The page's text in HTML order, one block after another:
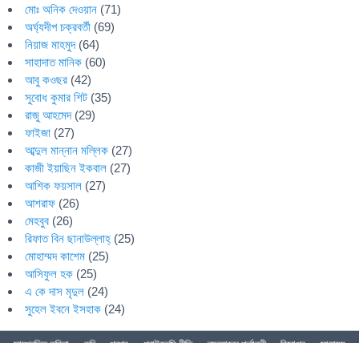
মোঃ অনিক দেওয়ান (71)
অর্ঘ্যদীপ চক্রবর্তী (69)
নিয়াজ মাহমুদ(64)
সাহাদাত মানিক (60)
আবু কওছর (42)
সুবোধ কুমার শিট (35)
রাজু আহমেদ(29)
ফাইজা (27)
আব্দুল মান্নান মল্লিক (27)
কাজী ইয়াছিন ইকবাল (27)
আশিক ফয়সাল (27)
আশরাফ (26)
মেহবুব (26)
রিফাত বিন ছানাউল্লাহ্ (25)
মোহাম্মদ কাশেম (25)
আসিফুল হক (25)
এ কে দাস মৃদুল (24)
সুহেল ইবনে ইসহাক (24)